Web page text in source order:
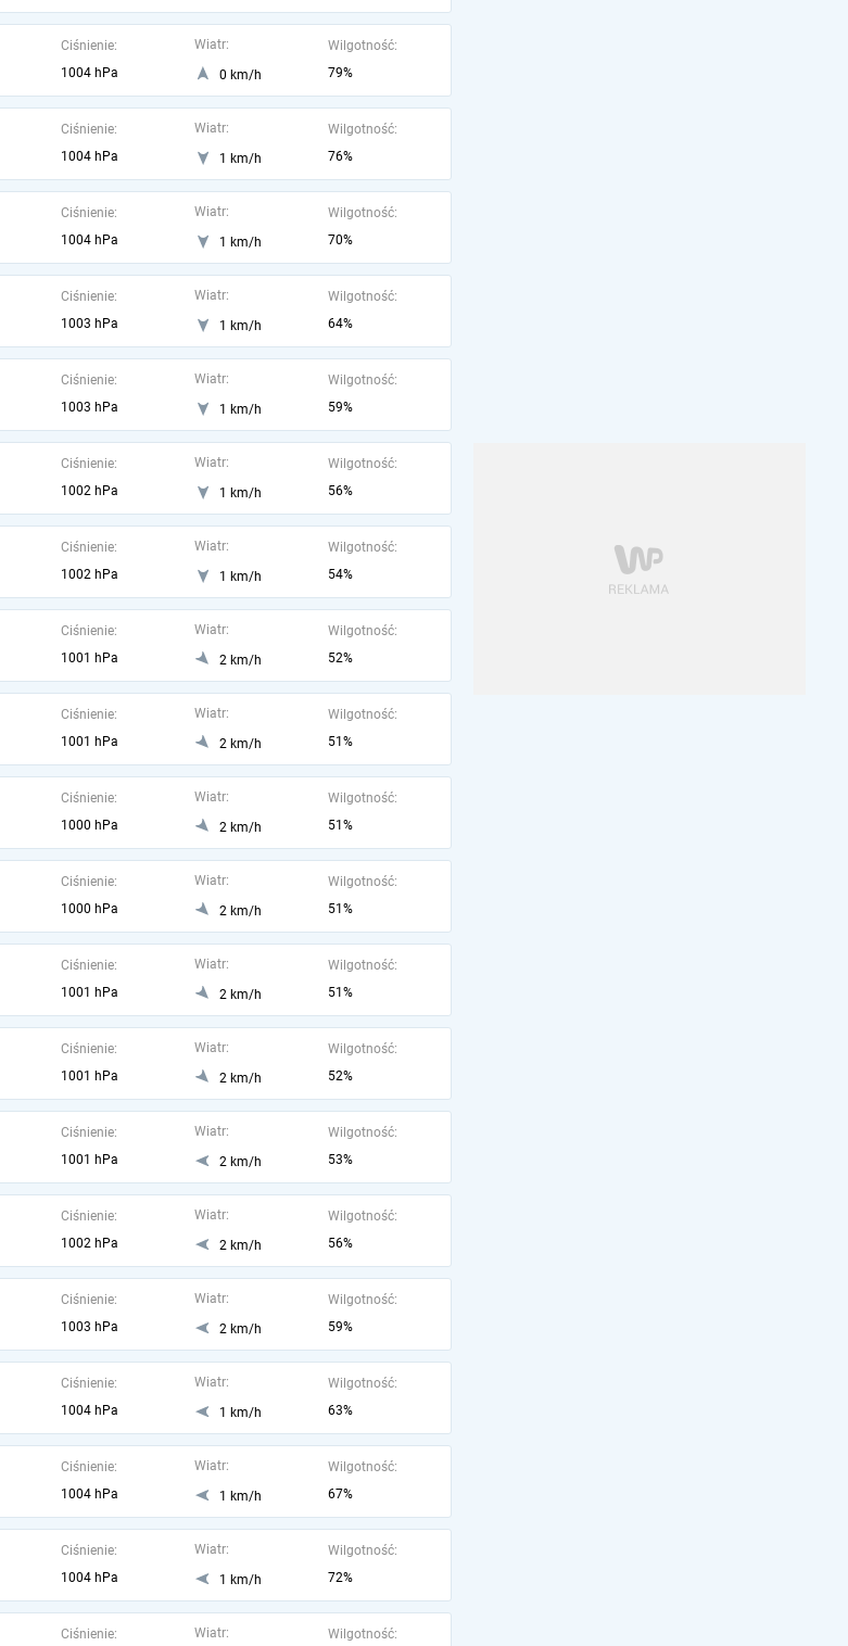
Ciśnienie:
1004 hPa
Wiatr:
0 km/h
Wilgotność:
79%
Ciśnienie:
1004 hPa
Wiatr:
1 km/h
Wilgotność:
76%
Ciśnienie:
1004 hPa
Wiatr:
1 km/h
Wilgotność:
70%
Ciśnienie:
1003 hPa
Wiatr:
1 km/h
Wilgotność:
64%
Ciśnienie:
1003 hPa
Wiatr:
1 km/h
Wilgotność:
59%
Ciśnienie:
1002 hPa
Wiatr:
1 km/h
Wilgotność:
56%
Ciśnienie:
1002 hPa
Wiatr:
1 km/h
Wilgotność:
54%
Ciśnienie:
1001 hPa
Wiatr:
2 km/h
Wilgotność:
52%
Ciśnienie:
1001 hPa
Wiatr:
2 km/h
Wilgotność:
51%
Ciśnienie:
1000 hPa
Wiatr:
2 km/h
Wilgotność:
51%
Ciśnienie:
1000 hPa
Wiatr:
2 km/h
Wilgotność:
51%
Ciśnienie:
1001 hPa
Wiatr:
2 km/h
Wilgotność:
51%
Ciśnienie:
1001 hPa
Wiatr:
2 km/h
Wilgotność:
52%
Ciśnienie:
1001 hPa
Wiatr:
2 km/h
Wilgotność:
53%
Ciśnienie:
1002 hPa
Wiatr:
2 km/h
Wilgotność:
56%
Ciśnienie:
1003 hPa
Wiatr:
2 km/h
Wilgotność:
59%
Ciśnienie:
1004 hPa
Wiatr:
1 km/h
Wilgotność:
63%
Ciśnienie:
1004 hPa
Wiatr:
1 km/h
Wilgotność:
67%
Ciśnienie:
1004 hPa
Wiatr:
1 km/h
Wilgotność:
72%
Ciśnienie: Wiatr: Wilgotność: